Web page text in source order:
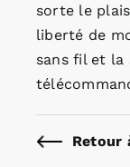
sorte le
liberté de
sans fil et la
Retour